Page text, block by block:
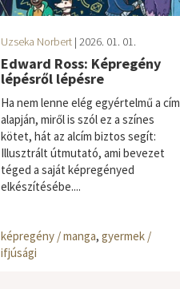
Uzseka Norbert| 2026. 01. 01.
Edward Ross: Képregény
lépésről lépésre
Ha nem lenne elég egyértelmű a cím
alapján, miről is szól ez a színes
kötet, hát az alcím biztos segít:
Illusztrált útmutató, ami bevezet
téged a saját képregényed
elkészítésébe....
képregény / manga, gyermek /
ifjúsági